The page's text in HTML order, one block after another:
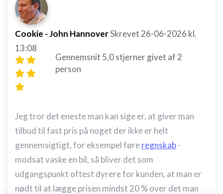
Cookie - John HannoverSkrevet 26-06-2026 kl.
13:08
Gennemsnit 5,0stjerner givet af 2
person
Jeg tror det eneste man kan sige er, at giver man
tilbud til fast pris på noget der ikke er helt
gennemsigtigt, for eksempel føreregnskab-
modsat vaske en bil, så bliver det som
udgangspunkt oftest dyrere for kunden, at man er
nødt til at lægge prisen mindst 20 % over det man